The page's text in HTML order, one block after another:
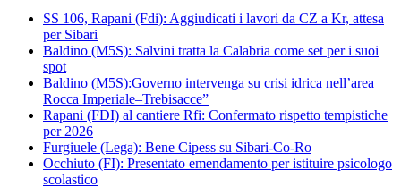
SS 106, Rapani (Fdi): Aggiudicati i lavori da CZ a Kr, attesa
per Sibari
Baldino (M5S): Salvini tratta la Calabria come set per i suoi
spot
Baldino (M5S):Governo intervenga su crisi idrica nell’area
Rocca Imperiale–Trebisacce”
Rapani (FDI) al cantiere Rfi: Confermato rispetto tempistiche
per 2026
Furgiuele (Lega): Bene Cipess su Sibari-Co-Ro
Occhiuto (FI): Presentato emendamento per istituire psicologo
scolastico